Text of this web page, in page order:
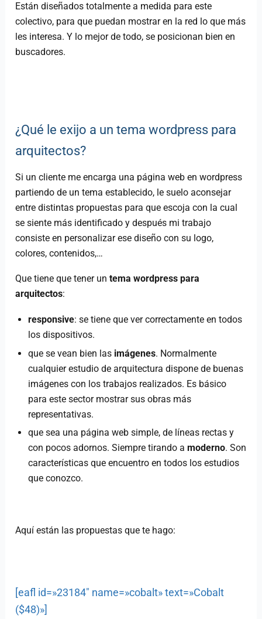
Están diseñados totalmente a medida para este
colectivo, para que puedan mostrar en la red lo que más
les interesa. Y lo mejor de todo, se posicionan bien en
buscadores.
¿Qué le exijo a un tema wordpress para
arquitectos?
Si un cliente me encarga una página web en wordpress
partiendo de un tema establecido, le suelo aconsejar
entre distintas propuestas para que escoja con la cual
se siente más identificado y después mi trabajo
consiste en personalizar ese diseño con su logo,
colores, contenidos,…
Que tiene que tener untema wordpress para
arquitectos:
responsive: se tiene que ver correctamente en todos
los dispositivos.
que se vean bien las imágenes. Normalmente
cualquier estudio de arquitectura dispone de buenas
imágenes con los trabajos realizados. Es básico
para este sector mostrar sus obras más
representativas.
que sea una página web simple, de líneas rectas y
con pocos adornos. Siempre tirando amoderno. Son
características que encuentro en todos los estudios
que conozco.
Aquí están las propuestas que te hago:
[eafl id=»23184″ name=»cobalt» text=»Cobalt
($48)»]